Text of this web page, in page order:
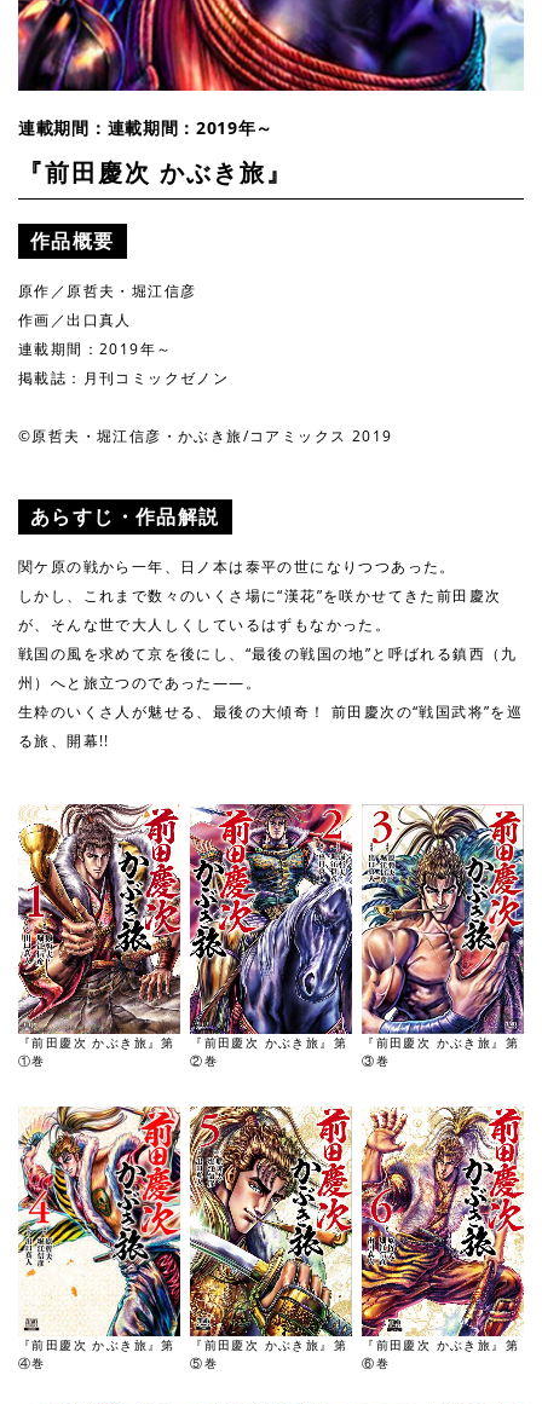
連載期間：連載期間：2019年～
『前田慶次 かぶき旅』
作品概要
原作／原哲夫・堀江信彦
作画／出口真人
連載期間：2019年～
掲載誌：月刊コミックゼノン
©原哲夫・堀江信彦・かぶき旅/コアミックス 2019
あらすじ・作品解説
関ケ原の戦から一年、日ノ本は泰平の世になりつつあった。
しかし、これまで数々のいくさ場に“漢花”を咲かせてきた前田慶次
が、そんな世で大人しくしているはずもなかった。
戦国の風を求めて京を後にし、“最後の戦国の地”と呼ばれる鎮西（九
州）へと旅立つのであった――。
生粋のいくさ人が魅せる、最後の大傾奇！ 前田慶次の“戦国武将”を巡
る旅、開幕!!
『前田慶次 かぶき旅』第
①巻
『前田慶次 かぶき旅』第
②巻
『前田慶次 かぶき旅』第
③巻
『前田慶次 かぶき旅』第
④巻
『前田慶次 かぶき旅』第
⑤巻
『前田慶次 かぶき旅』第
⑥巻